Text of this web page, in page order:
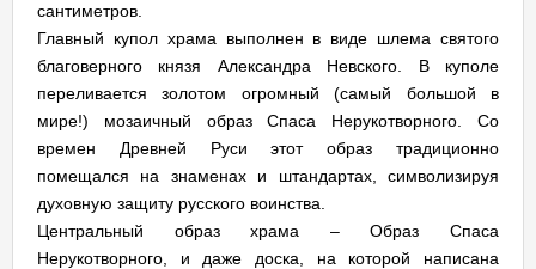
сантиметров.
Главный купол храма выполнен в виде шлема святого
благоверного князя Александра Невского. В куполе
переливается золотом огромный (самый большой в
мире!) мозаичный образ Спаса Нерукотворного. Со
времен Древней Руси этот образ традиционно
помещался на знаменах и штандартах, символизируя
духовную защиту русского воинства.
Центральный образ храма – Образ Спаса
Нерукотворного, и даже доска, на которой написана